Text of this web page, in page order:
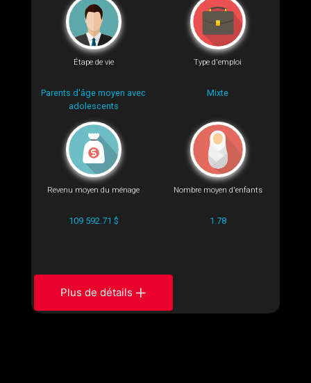
Étape de vie
Parents d'âge moyen avec
adolescents
Type d'emploi
Mixte
Revenu moyen du ménage
109 592.71 $
Nombre moyen d'enfants
1.78
Plus de détails